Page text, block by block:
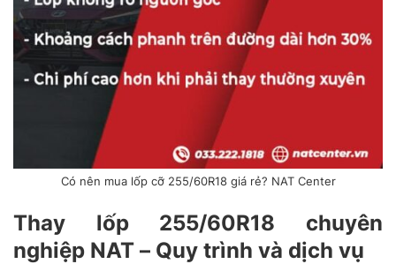
Có nên mua lốp cỡ 255/60R18 giá rẻ? NAT Center
Thay lốp 255/60R18 chuyên
nghiệp NAT – Quy trình và dịch vụ